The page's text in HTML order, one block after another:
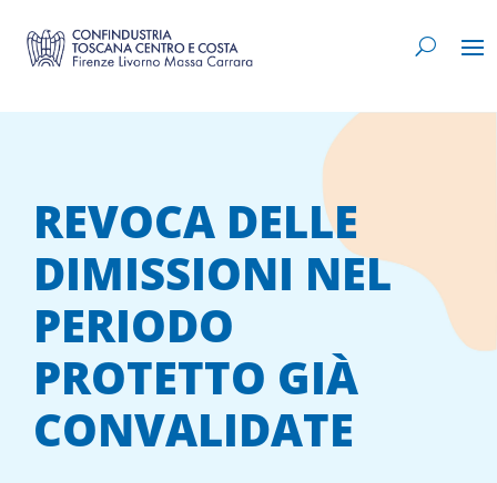
REVOCA DELLE
DIMISSIONI NEL
PERIODO
PROTETTO GIÀ
CONVALIDATE